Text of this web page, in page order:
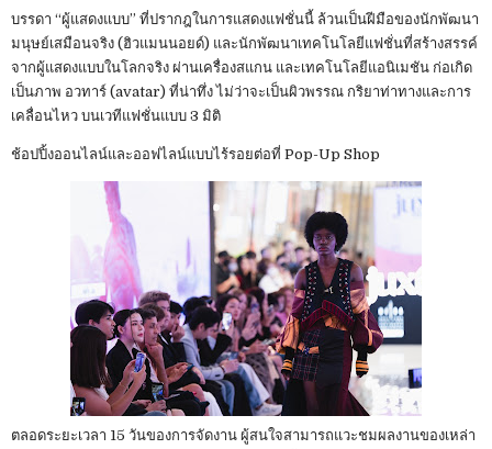
บรรดา “ผู้แสดงแบบ” ที่ปรากฎในการแสดงแฟชั่นนี้ ล้วนเป็นฝีมือของนักพัฒนา
มนุษย์เสมือนจริง (ฮิวแมนนอยด์) และนักพัฒนาเทคโนโลยีแฟชั่นที่สร้างสรรค์
จากผู้แสดงแบบในโลกจริง ผ่านเครื่องสแกน และเทคโนโลยีแอนิเมชัน ก่อเกิด
เป็นภาพ อวทาร์ (avatar) ที่น่าทึ่ง ไม่ว่าจะเป็นผิวพรรณ กริยาท่าทางและการ
เคลื่อนไหว บนเวทีแฟชั่นแบบ 3 มิติ
ช้อปปิ้งออนไลน์และออฟไลน์แบบไร้รอยต่อที่ Pop-Up Shop
ตลอดระยะเวลา 15 วันของการจัดงาน ผู้สนใจสามารถแวะชมผลงานของเหล่า